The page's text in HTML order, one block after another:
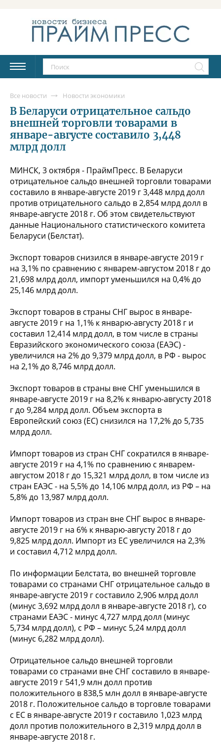
Все новости Новости экономики
В Беларуси отрицательное сальдо
внешней торговли товарами в
январе-августе составило 3,448
млрд долл
МИНСК, 3 октября - ПраймПресс. В Беларуси
отрицательное сальдо внешней торговли товарами
составило в январе-августе 2019 г 3,448 млрд долл
против отрицательного сальдо в 2,854 млрд долл в
январе-августе 2018 г. Об этом свидетельствуют
данные Национального статистического комитета
Беларуси (Белстат).
Экспорт товаров снизился в январе-августе 2019 г
на 3,1% по сравнению с январем-августом 2018 г до
21,698 млрд долл, импорт уменьшился на 0,4% до
25,146 млрд долл.
Экспорт товаров в страны СНГ вырос в январе-
августе 2019 г на 1,1% к январю-августу 2018 г и
составил 12,414 млрд долл, в том числе в страны
Евразийского экономического союза (ЕАЭС) -
увеличился на 2% до 9,379 млрд долл, в РФ - вырос
на 2,1% до 8,746 млрд долл.
Экспорт товаров в страны вне СНГ уменьшился в
январе-августе 2019 г на 8,2% к январю-августу 2018
г до 9,284 млрд долл. Объем экспорта в
Европейский союз (ЕС) снизился на 17,2% до 5,735
млрд долл.
Импорт товаров из стран СНГ сократился в январе-
августе 2019 г на 4,1% по сравнению с январем-
августом 2018 г до 15,321 млрд долл, в том числе из
стран ЕАЭС - на 5,5% до 14,106 млрд долл, из РФ – на
5,8% до 13,987 млрд долл.
Импорт товаров из стран вне СНГ вырос в январе-
августе 2019 г на 6% к январю-августу 2018 г до
9,825 млрд долл. Импорт из ЕС увеличился на 2,3%
и составил 4,712 млрд долл.
По информации Белстата, во внешней торговле
товарами со странами СНГ отрицательное сальдо в
январе-августе 2019 г составило 2,906 млрд долл
(минус 3,692 млрд долл в январе-августе 2018 г), со
странами ЕАЭС - минус 4,727 млрд долл (минус
5,734 млрд долл), с РФ – минус 5,24 млрд долл
(минус 6,282 млрд долл).
Отрицательное сальдо внешней торговли
товарами со странами вне СНГ составило в январе-
августе 2019 г 541,9 млн долл против
положительного в 838,5 млн долл в январе-августе
2018 г. Положительное сальдо в торговле товарами
с ЕС в январе-августе 2019 г составило 1,023 млрд
долл против положительного в 2,319 млрд долл в
январе-августе 2018 г.